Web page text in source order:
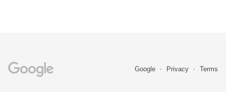
Google Privacy Terms